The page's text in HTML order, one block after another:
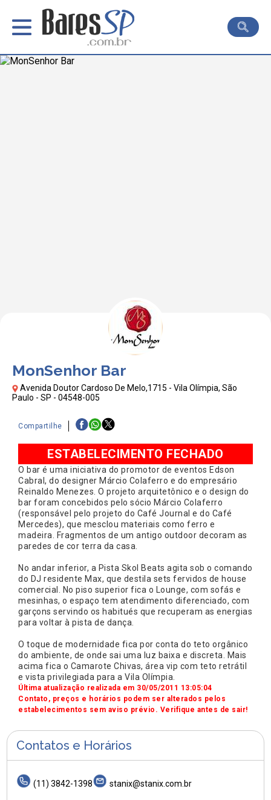
MonSenhor Bar
Avenida Doutor Cardoso De Melo,1715 - Vila Olímpia, São
Paulo - SP - 04548-005
Compartilhe
ESTABELECIMENTO FECHADO
O bar é uma iniciativa do promotor de eventos Edson
Cabral, do designer Márcio Colaferro e do empresário
Reinaldo Menezes. O projeto arquitetônico e o design do
bar foram concebidos pelo sócio Márcio Colaferro
(responsável pelo projeto do Café Journal e do Café
Mercedes), que mesclou materiais como ferro e
madeira. Fragmentos de um antigo outdoor decoram as
paredes de cor terra da casa.
No andar inferior, a Pista Skol Beats agita sob o comando
do DJ residente Max, que destila sets fervidos de house
comercial. No piso superior fica o Lounge, com sofás e
mesinhas, o espaço tem atendimento diferenciado, com
garçons servindo os habitués que recuperam as energias
para voltar à pista de dança.
O toque de modernidade fica por conta do teto orgânico
do ambiente, de onde sai uma luz baixa e discreta. Mais
acima fica o Camarote Chivas, área vip com teto retrátil
e vista privilegiada para a Vila Olímpia.
Última atualização realizada em 30/05/2011 13:05:04
Contato, preços e horários podem ser alterados pelos
estabelecimentos sem aviso prévio. Verifique antes de sair!
Contatos e Horários
(11) 3842-1398 stanix@stanix.com.br